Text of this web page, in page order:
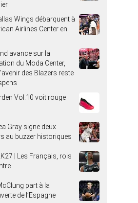
Wings débarquent à
Airlines Center en
avance sur la
du Moda Center,
des Blazers reste
Vol.10 voit rouge
Gray signe deux
au buzzer historiques
| Les Français, rois
part à la
de l’Espagne